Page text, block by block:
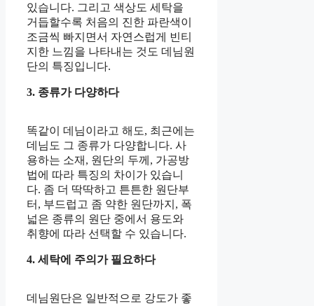
있습니다. 그리고 색상도 세탁을
거듭할수록 처음의 진한 파란색이
조금씩 빠지면서 자연스럽게 빈티
지한 느낌을 나타내는 것도 데님원
단의 특징입니다.
3. 종류가 다양하다
똑같이 데님이라고 해도, 최근에는
데님도 그 종류가 다양합니다. 사
용하는 소재, 원단의 두께, 가공방
법에 따라 특징의 차이가 있습니
다. 좀 더 딱딱하고 튼튼한 원단부
터, 부드럽고 좀 약한 원단까지, 폭
넓은 종류의 원단 중에서 용도와
취향에 따라 선택할 수 있습니다.
4. 세탁에 주의가 필요하다
데님원단은 일반적으로 강도가 좋